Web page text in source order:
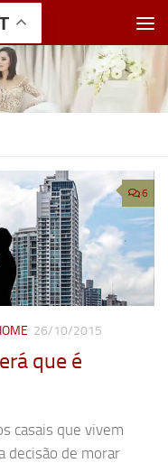
6
26/10/2015
que é
casais que vivem
decisão de morar